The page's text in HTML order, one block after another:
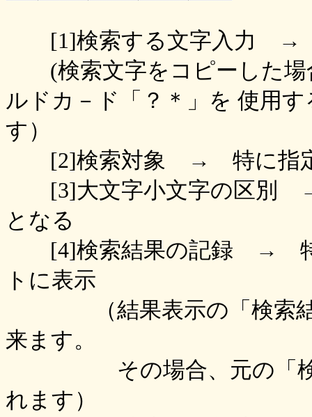
[1]検索する文字入力 →
(検索文字をコピーした場
ルドカ－ド「？＊」を 使用
す）
[2]検索対象 → 特に指定
[3]大文字小文字の区別 →
となる
[4]検索結果の記録 → 特
トに表示
（結果表示の「検索結果
来ます。
その場合、元の「検索
れます）